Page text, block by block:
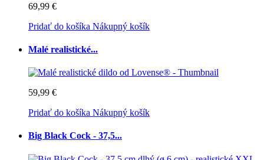
69,99 €
Pridať do košíka Nákupný košík
Malé realistické...
59,99 €
Pridať do košíka Nákupný košík
Big Black Cock - 37,5...